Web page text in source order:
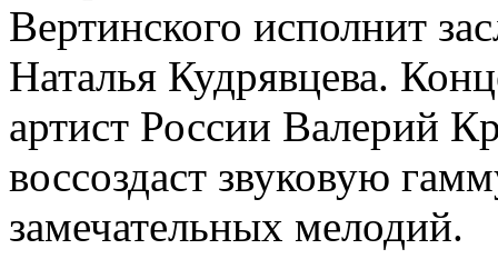
Вертинского исполнит
Наталья Кудрявцева.
артист России Валерий
воссоздаст звуковую
замечательных мелодий.